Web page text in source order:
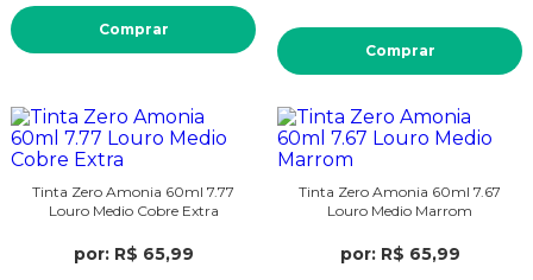
Comprar
Comprar
Tinta Zero Amonia 60ml 7.77
Louro Medio Cobre Extra
por: R$ 65,99
Tinta Zero Amonia 60ml 7.67
Louro Medio Marrom
por: R$ 65,99